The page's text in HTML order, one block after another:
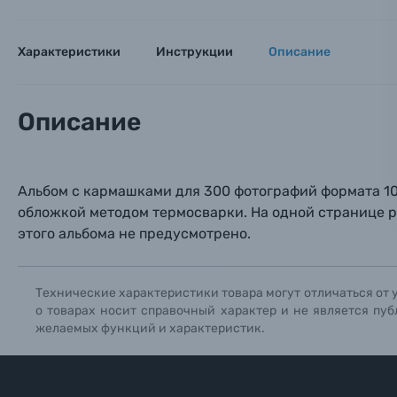
Осветительное оборудование
Фотоальбомы
Книги о фотографии, альбомы известных
Солнцезащитные очки
Характеристики Инструкции Описание
Описание
Альбом с кармашками для 300 фотографий формата
обложкой методом термосварки. На одной странице
этого альбома не предусмотрено.
Технические характеристики товара могут отличаться
о товарах носит справочный характер и не является
желаемых функций и характеристик.